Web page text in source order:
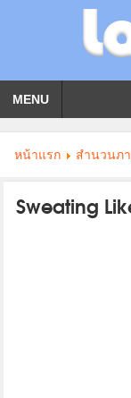
MENU
หน้าแรก สำนวนภ
Sweating